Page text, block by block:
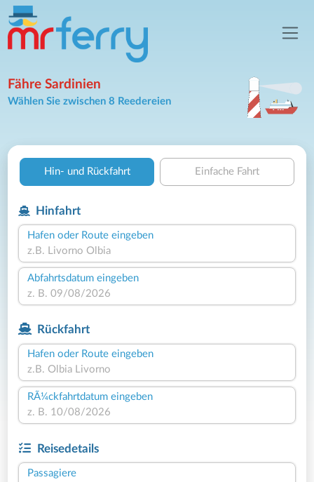
Fähre Sardinien
Wählen Sie zwischen 8 Reedereien
Hin- und Rückfahrt Einfache Fahrt
Hinfahrt
Hafen oder Route eingeben
Abfahrtsdatum eingeben
Rückfahrt
Hafen oder Route eingeben
RÃ¼ckfahrtdatum eingeben
Reisedetails
Passagiere